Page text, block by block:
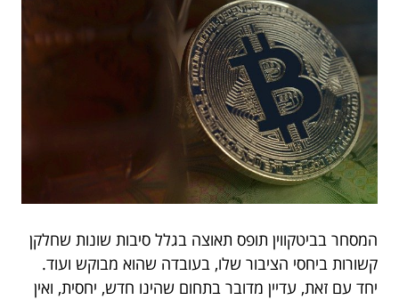
המסחר בביטקווין תופס תאוצה בגלל סיבות שונות שחלקן
קשורות ביחסי הציבור שלו, בעובדה שהוא מבוקש ועוד.
יחד עם זאת, עדיין מדובר בתחום שהינו חדש, יחסית, ואין